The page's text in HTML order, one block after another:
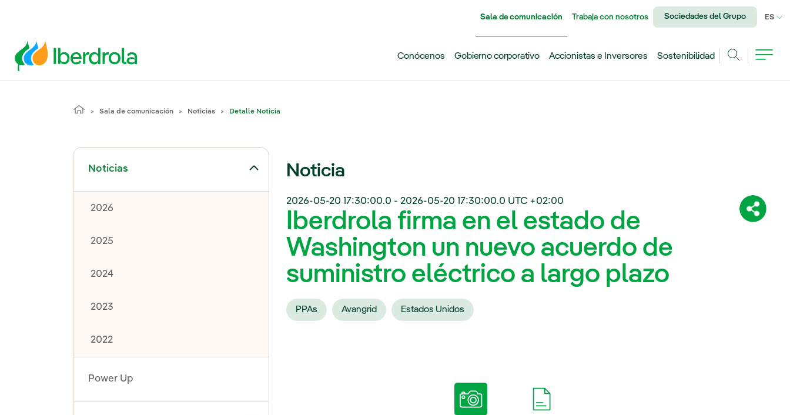
Sala de comunicación Trabaja con nosotros Sociedades del Grupo ES
Conócenos Gobierno corporativo Accionistas e Inversores
Sostenibilidad
Sala de comunicación Noticias Detalle Noticia
Noticias
Alternar el submenú para Noticias
2026
2025
2024
2023
2022
Power Up
Noticia
2026-05-20 17:30:00.0 - 2026-05-20 17:30:00.0 UTC +02:00
Iberdrola firma en el estado de
Washington un nuevo acuerdo de
suministro eléctrico a largo plazo
PPAs Avangrid Estados Unidos